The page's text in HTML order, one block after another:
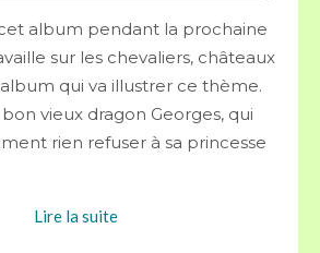
album pendant la prochaine
sur les chevaliers, châteaux
album qui va illustrer ce thème.
vieux dragon Georges, qui
rien refuser à sa princesse
Lire la suite